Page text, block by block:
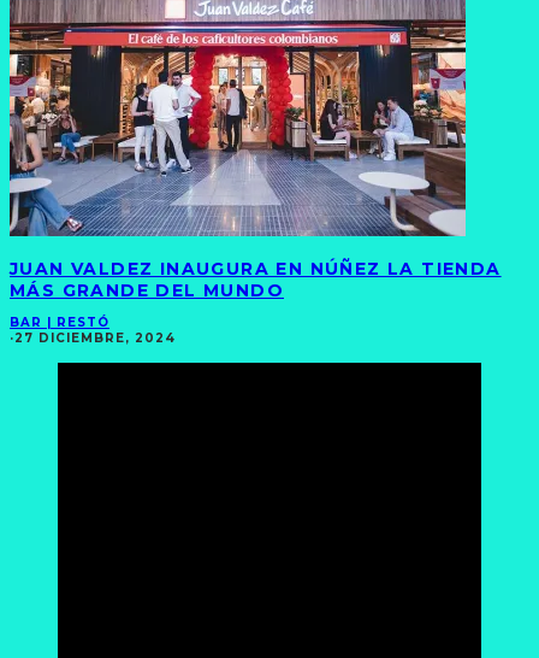
JUAN VALDEZ INAUGURA EN NÚÑEZ LA TIENDA
MÁS GRANDE DEL MUNDO
BAR | RESTÓ
·27 DICIEMBRE, 2024